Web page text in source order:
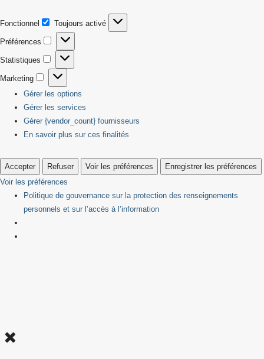
Fonctionnel
Fonctionnel
Toujours activé
Préférences
Préférences
Statistiques
Statistiques
Marketing
Marketing
Gérer les options
Gérer les services
Gérer {vendor_count} fournisseurs
En savoir plus sur ces finalités
Accepter Refuser Voir les préférences
Enregistrer les préférences
Voir les préférences
Politique de gouvernance sur la protection des renseignements
personnels et sur l’accès à l’information